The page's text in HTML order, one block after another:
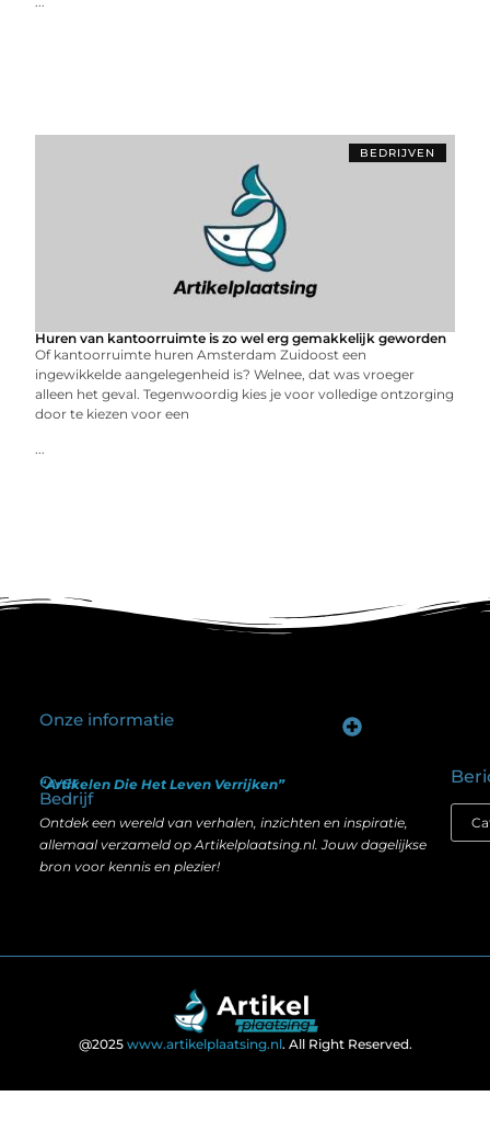
BEDRIJVEN
Huren van kantoorruimte is zo wel erg gemakkelijk geworden
Of kantoorruimte huren Amsterdam Zuidoost een
ingewikkelde aangelegenheid is? Welnee, dat was vroeger
alleen het geval. Tegenwoordig kies je voor volledige ontzorging
door te kiezen voor een
...
Over
Bedrijf
“Artikelen Die Het Leven Verrijken”
Ontdek een wereld van verhalen, inzichten en inspiratie,
allemaal verzameld op Artikelplaatsing.nl. Jouw dagelijkse
bron voor kennis en plezier!
Onze informatie
@2025 www.artikelplaatsing.nl. All Right Reserved.